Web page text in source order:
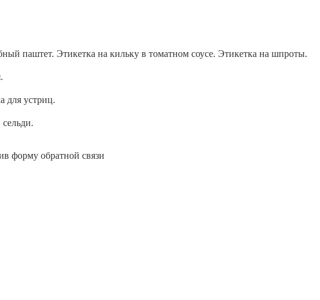
паштет. Этикетка на кильку в томатном соусе. Этикетка на шпроты.
для устриц.
форму обратной связи